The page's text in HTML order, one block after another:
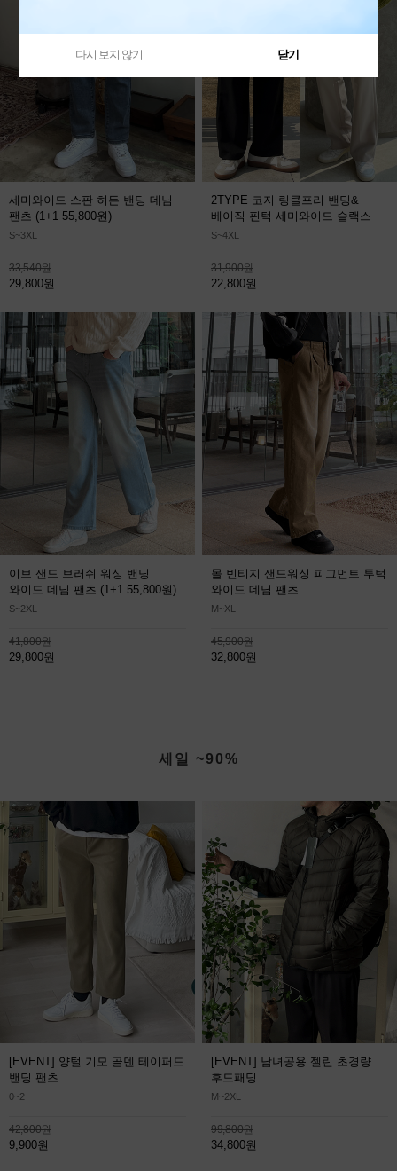
세미와이드 스판 히든 밴딩 데님
팬츠 (1+1 55,800원)
S~3XL
33,540원
29,800원
2TYPE 코지 링클프리 밴딩&
베이직 핀턱 세미와이드 슬랙스
S~4XL
31,900원
22,800원
이브 샌드 브러쉬 워싱 밴딩
와이드 데님 팬츠 (1+1 55,800원)
S~2XL
41,800원
29,800원
몰 빈티지 샌드워싱 피그먼트 투턱
와이드 데님 팬츠
M~XL
45,900원
32,800원
세일 ~90%
[EVENT] 양털 기모 골덴 테이퍼드
밴딩 팬츠
0~2
42,800원
9,900원
[EVENT] 남녀공용 젤린 초경량
후드패딩
M~2XL
99,800원
34,800원
다시 보지 않기 닫기